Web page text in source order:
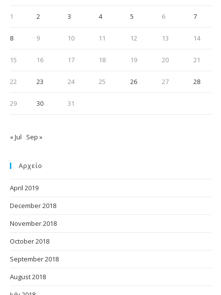
1 2 3 4 5 6 7
8 9 10 11 12 13 14
15 16 17 18 19 20 21
22 23 24 25 26 27 28
29 30 31
« Jul Sep »
Αρχείο
April 2019
December 2018
November 2018
October 2018
September 2018
August 2018